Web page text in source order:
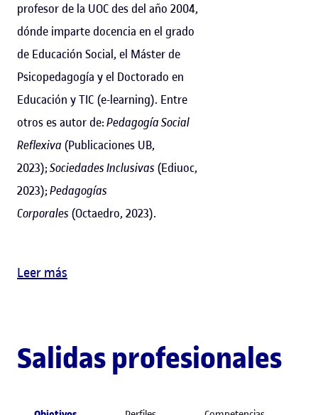
profesor de la UOC des del año 2004,
dónde imparte docencia en el grado
de Educación Social, el Máster de
Psicopedagogía y el Doctorado en
Educación y TIC (e-learning). Entre
otros es autor de:Pedagogía Social
Reflexiva (Publicaciones UB,
2023);Sociedades Inclusivas (Ediuoc,
2023);Pedagogías
Corporales (Octaedro, 2023).
Leer más
Salidas profesionales